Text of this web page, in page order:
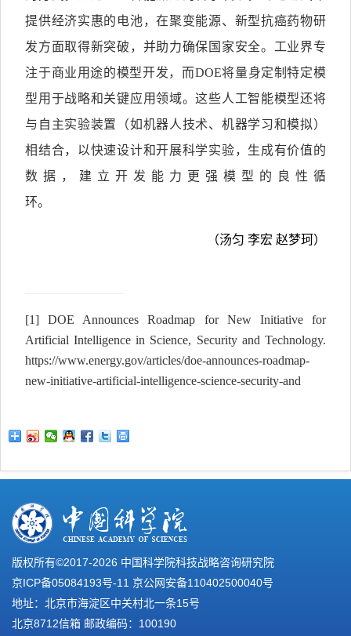
提供经济实惠的电池，在聚变能源、新型抗癌药物研
发方面取得新突破，并助力确保国家安全。工业界专
注于商业用途的模型开发，而DOE将量身定制特定模
型用于战略和关键应用领域。这些人工智能模型还将
与自主实验装置（如机器人技术、机器学习和模拟）
相结合，以快速设计和开展科学实验，生成有价值的
数据，建立开发能力更强模型的良性循
环。
（汤匀 李宏 赵梦珂）
[1] DOE Announces Roadmap for New Initiative for
Artificial Intelligence in Science, Security and Technology.
https://www.energy.gov/articles/doe-announces-roadmap-
new-initiative-artificial-intelligence-science-security-and
版权所有©2017-2026 中国科学院科技战略咨询研究院
京ICP备05084193号-11 京公网安备110402500040号
地址：北京市海淀区中关村北一条15号
北京8712信箱 邮政编码：100190